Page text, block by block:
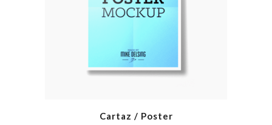
Cartaz / Poster